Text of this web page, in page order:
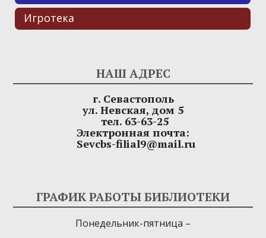
Игротека
НАШ АДРЕС
г. Севастополь
ул. Невская, дом 5
тел. 63-63-25
Электронная почта:
Sevcbs-filial9@mail.ru
ГРАФИК РАБОТЫ БИБЛИОТЕКИ
Понедельник-пятница –